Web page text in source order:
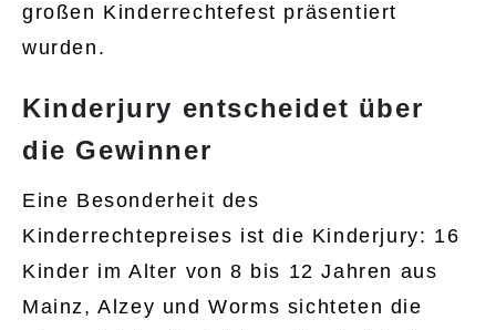
großen Kinderrechtefest präsentiert
wurden.
Kinderjury entscheidet über
die Gewinner
Eine Besonderheit des
Kinderrechtepreises ist die Kinderjury: 16
Kinder im Alter von 8 bis 12 Jahren aus
Mainz, Alzey und Worms sichteten die